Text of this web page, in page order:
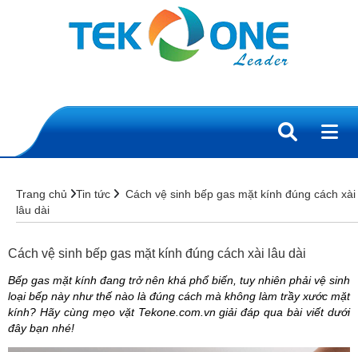
Trang chủ Tin tức
Cách vệ sinh bếp gas mặt kính đúng cách xài
lâu dài
Cách vệ sinh bếp gas mặt kính đúng cách xài lâu dài
Bếp gas mặt kính đang trở nên khá phổ biến, tuy nhiên phải vệ sinh
loại bếp này như thế nào là đúng cách mà không làm trầy xước mặt
kính? Hãy cùng mẹo vặt Tekone.com.vn giải đáp qua bài viết dưới
đây bạn nhé!